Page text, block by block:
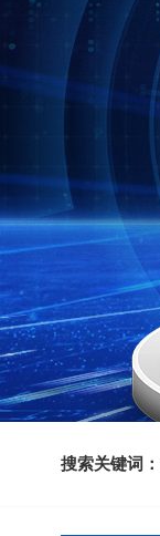
搜索关键词：